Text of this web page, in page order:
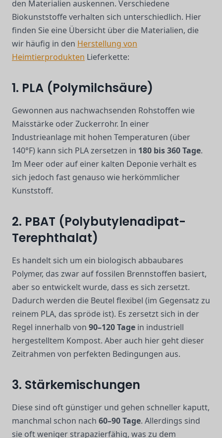
den Materialien auskennen. Verschiedene
Biokunststoffe verhalten sich unterschiedlich. Hier
finden Sie eine Übersicht über die Materialien, die
wir häufig in den Herstellung von
Heimtierprodukten Lieferkette:
1. PLA (Polymilchsäure)
Gewonnen aus nachwachsenden Rohstoffen wie
Maisstärke oder Zuckerrohr. In einer
Industrieanlage mit hohen Temperaturen (über
140°F) kann sich PLA zersetzen in 180 bis 360 Tage.
Im Meer oder auf einer kalten Deponie verhält es
sich jedoch fast genauso wie herkömmlicher
Kunststoff.
2. PBAT (Polybutylenadipat-
Terephthalat)
Es handelt sich um ein biologisch abbaubares
Polymer, das zwar auf fossilen Brennstoffen basiert,
aber so entwickelt wurde, dass es sich zersetzt.
Dadurch werden die Beutel flexibel (im Gegensatz zu
reinem PLA, das spröde ist). Es zersetzt sich in der
Regel innerhalb von 90–120 Tage in industriell
hergestelltem Kompost. Aber auch hier geht dieser
Zeitrahmen von perfekten Bedingungen aus.
3. Stärkemischungen
Diese sind oft günstiger und gehen schneller kaputt,
manchmal schon nach 60–90 Tage. Allerdings sind
sie oft weniger strapazierfähig, was zu dem